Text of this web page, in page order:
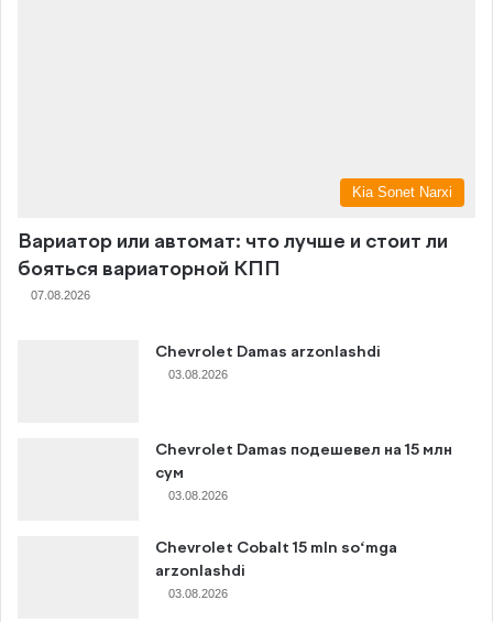
Kia Sonet Narxi
Вариатор или автомат: что лучше и стоит ли
бояться вариаторной КПП
07.08.2026
Chevrolet Damas arzonlashdi
03.08.2026
Chevrolet Damas подешевел на 15 млн
сум
03.08.2026
Chevrolet Cobalt 15 mln so‘mga
arzonlashdi
03.08.2026